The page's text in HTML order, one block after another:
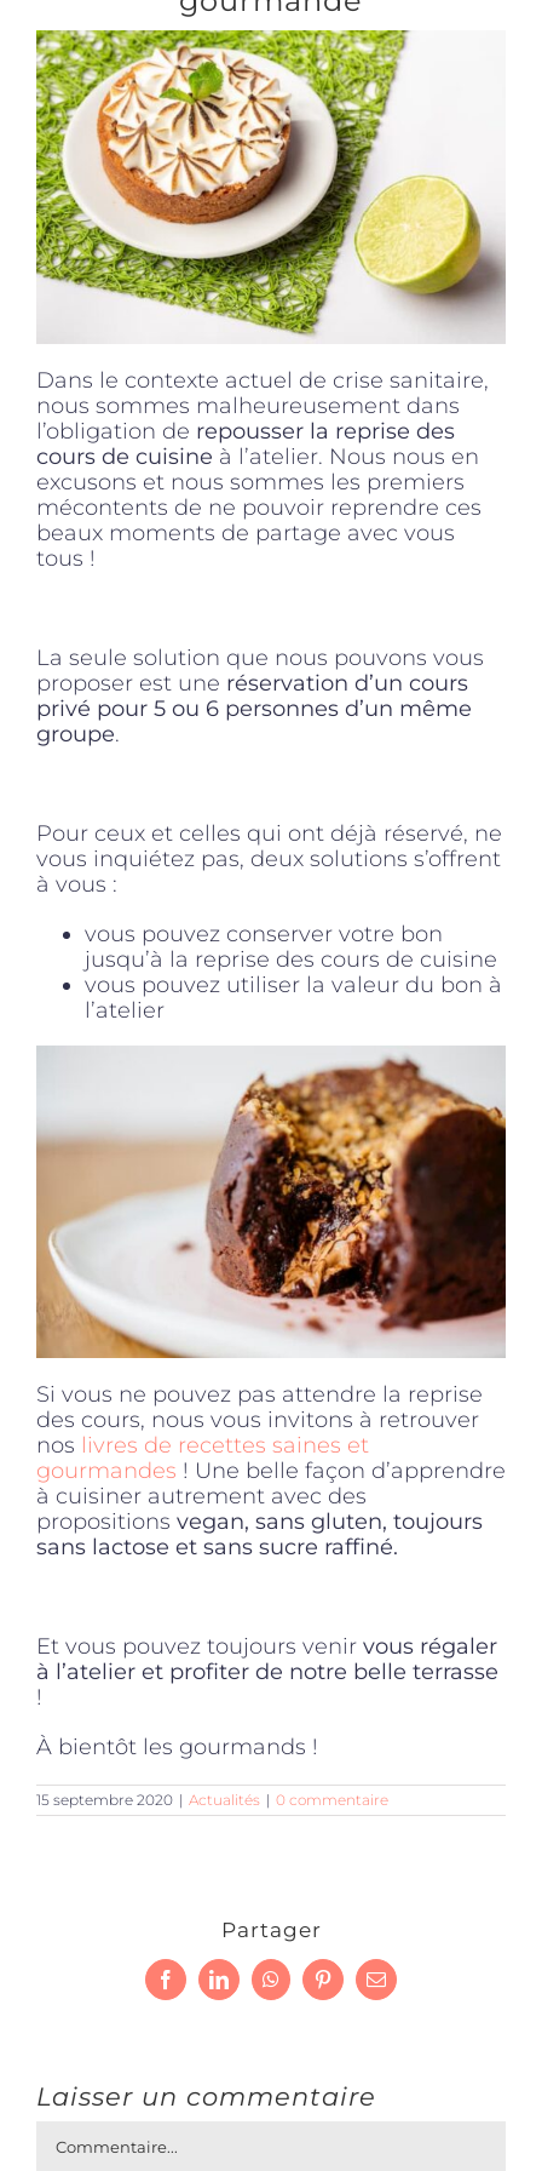
Produits sains
Click and collect
Traiteur
Accessoires
Offres
Dans le contexte actuel de crise sanitaire,
nous sommes malheureusement dans
l’obligation de repousser la reprise des
cours de cuisine à l’atelier. Nous nous en
excusons et nous sommes les premiers
mécontents de ne pouvoir reprendre ces
beaux moments de partage avec vous
tous !
La seule solution que nous pouvons vous
proposer est une réservation d’un cours
privé pour 5 ou 6 personnes d’un même
groupe.
Pour ceux et celles qui ont déjà réservé, ne
vous inquiétez pas, deux solutions s’offrent
à vous :
vous pouvez conserver votre bon
jusqu’à la reprise des cours de cuisine
vous pouvez utiliser la valeur du bon à
l’atelier
Si vous ne pouvez pas attendre la reprise
des cours, nous vous invitons à retrouver
nos livres de recettes saines et
gourmandes ! Une belle façon d’apprendre
à cuisiner autrement avec des
propositions vegan, sans gluten, toujours
sans lactose et sans sucre raffiné.
Et vous pouvez toujours venir vous régaler
à l’atelier et profiter de notre belle terrasse
!
À bientôt les gourmands !
15 septembre 2020 | Actualités | 0 commentaire
Partager
FacebookLinkedInWhatsAppPinterestEmail
Laisser un commentaire